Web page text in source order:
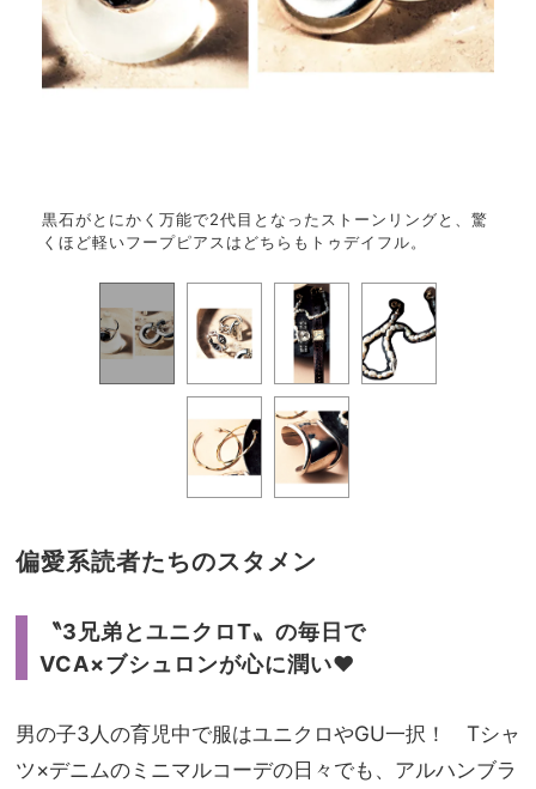
黒石がとにかく万能で2代目となったストーンリングと、驚
くほど軽いフープピアスはどちらもトゥデイフル。
偏愛系読者たちのスタメン
〝3兄弟とユニクロT〟の毎日で
VCA×ブシュロンが心に潤い♥
男の子3人の育児中で服はユニクロやGU一択！ Tシャ
ツ×デニムのミニマルコーデの日々でも、アルハンブラ